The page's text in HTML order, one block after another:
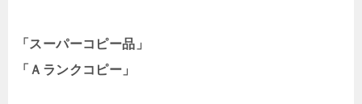
「スーパーコピー品」
「Ａランクコピー」